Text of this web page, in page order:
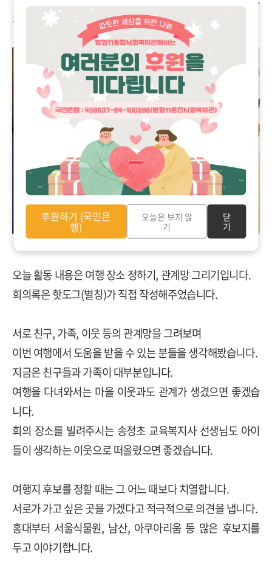
도록 잘 돕고 싶습니다.
오늘 활동 내용은 여행 장소 정하기, 관계망 그리기입니다.
회의록은 핫도그(별칭)가 직접 작성해주었습니다.
서로 친구,가족, 이웃 등의 관계망을 그려보며
이번 여행에서 도움을 받을 수 있는 분들을 생각해봤습니다.
지금은 친구들과 가족이 대부분입니다.
여행을 다녀와서는 마을 이웃과도 관계가 생겼으면 좋겠습
니다.
회의 장소를 빌려주시는 송정초 교육복지사 선생님도 아이
들이 생각하는 이웃으로 떠올렸으면 좋겠습니다.
여행지 후보를 정할 때는 그 어느 때보다 치열합니다.
서로가 가고 싶은 곳을 가겠다고 적극적으로 의견을 냅니다.
홍대부터 서울식물원, 남산, 아쿠아리움 등 많은 후보지를
두고 이야기합니다.
후원하기 (국민은
행)
오늘은 보지 않
기
닫
기